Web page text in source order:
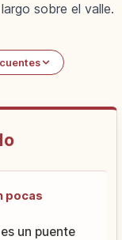
sobre el valle.
pocas
un puente